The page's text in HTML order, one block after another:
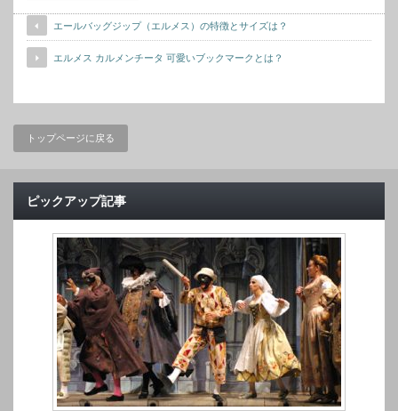
エールバッグジップ（エルメス）の特徴とサイズは？
エルメス カルメンチータ 可愛いブックマークとは？
トップページに戻る
ピックアップ記事